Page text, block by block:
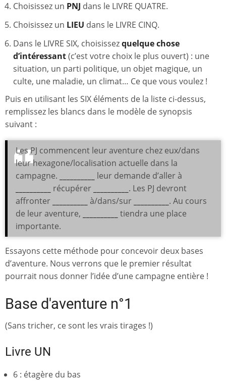
Choisissez un PNJ dans le LIVRE QUATRE.
Choisissez un LIEU dans le LIVRE CINQ.
Dans le LIVRE SIX, choisissezquelque chose
d’intéressant(c’est votre choix le plus ouvert) : une
situation, un parti politique, un objet magique, un
culte, une maladie, un climat… Ce que vous voulez !
Puis en utilisant les SIX éléments de la liste ci-dessus,
remplissez les blancs dans le modèle de synopsis
suivant :
Les PJ commencent leur aventure chez eux/dans
leur hexagone/localisation actuelle dans la
campagne.
leur demande d’aller à
récupérer
. Les PJ devront
affronter
à/dans/sur
. Au cours
de leur aventure,
tiendra une place
importante.
Essayons cette méthode pour concevoir deux bases
d’aventure. Nous verrons que le premier résultat
pourrait nous donner l’idée d’une campagne entière !
Base d'aventure n°1
(Sans tricher, ce sont les vrais tirages !)
Livre UN
6 : étagère du bas